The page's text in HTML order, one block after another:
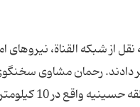
از شبكه القناة، نیروهای
دادند. رحمان مشاوی
نیروهای امنیتی كربلا با اعلام این خبر گفت: چند تن